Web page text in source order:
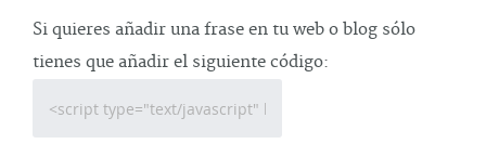
Si quieres añadir una frase en tu web o blog sólo
tienes que añadir el siguiente código: